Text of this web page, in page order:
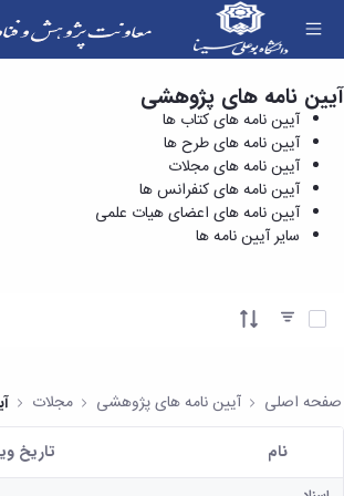
درباره
معاونت
درباره
معرفی
معاون
اهداف
و
قبلی
امور
پژوهشی
رئیس
کتابخانه
پژوهش
پژوهش
هفته
پژوهش
و
ها
های
تحقیقاتی
فناوری و
کارآفرینی
مدیریت
کارگروه‌ها
مدیریت‌ها
امور
پژوهشی
و
مرکز
اسناد
دفتر
کاربرگ
فرم
ها
آیین
های
آیین نامه های کنفرانس ها -
فناوری
آیین نامه های پژوهشی
آیین نامه های کتاب ها
آیین نامه های طرح ها
آیین نامه های مجلات
آیین نامه های کنفرانس ها
آیین نامه های اعضای هیات علمی
سایر آیین نامه ها
آیتم ها را انتخاب کنید
صفحه اصلی آیین نامه های پژوهشی مجلات
کاربر انتخاب شده
نام تاریخ